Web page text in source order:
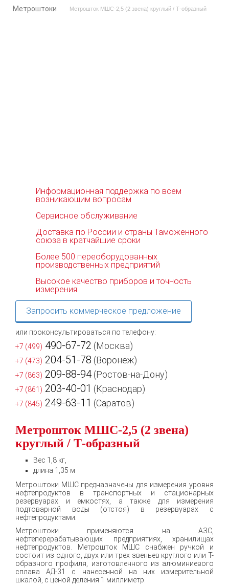
Метроштоки
Метрошток МШС-2,5 (2 звена) круглый / Т-образный
Информационная поддержка по всем
возникающим вопросам
Сервисное обслуживание
Доставка по России и страны Таможенного
союза в кратчайшие сроки
Более 500 переоборудованных
производственных предприятий
Высокое качество приборов и точность
измерения
Запросить коммерческое предложение
или проконсультироваться по телефону:
+7 (499) 490-67-72 (Москва)
+7 (473) 204-51-78 (Воронеж)
+7 (863) 209-88-94 (Ростов-на-Дону)
+7 (861) 203-40-01 (Краснодар)
+7 (845) 249-63-11 (Саратов)
Метрошток МШС-2,5 (2 звена)
круглый / Т-образный
Вес 1,8 кг,
длина 1,35 м
Метроштоки МШС предназначены для измерения уровня
нефтепродуктов в транспортных и стационарных
резервуарах и емкостях, а также для измерения
подтоварной воды (отстоя) в резервуарах с
нефтепродуктами.
Метроштоки применяются на АЗС,
нефтеперерабатывающих предприятиях, хранилищах
нефтепродуктов. Метрошток МШС снабжен ручкой и
состоит из одного, двух или трех звеньев круглого или Т-
образного профиля, изготовленного из алюминиевого
сплава АД-31 с нанесенной на них измерительной
шкалой, с ценой деления 1 миллиметр.